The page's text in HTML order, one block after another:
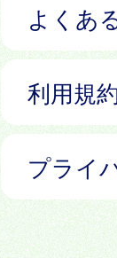
よくあ
利用規
プライ